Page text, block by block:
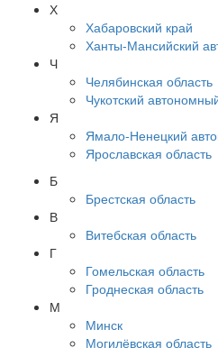
Х
Хабаровский край
Ханты-Мансийский
Ч
Челябинская область
Чукотский
Я
Ямало-Ненецкий
Ярославская область
Б
Брестская область
В
Витебская область
Г
Гомельская область
Гроднеская область
М
Минск
Могилёвская область